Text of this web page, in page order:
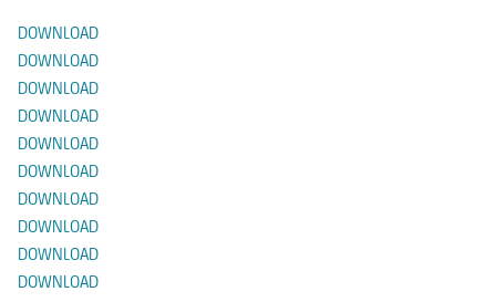
DOWNLOAD
DOWNLOAD
DOWNLOAD
DOWNLOAD
DOWNLOAD
DOWNLOAD
DOWNLOAD
DOWNLOAD
DOWNLOAD
DOWNLOAD